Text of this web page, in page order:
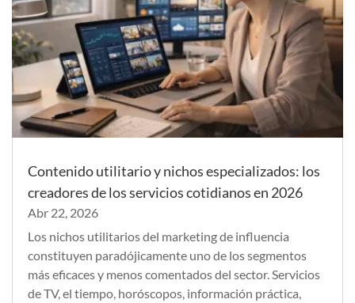
Contenido utilitario y nichos especializados: los
creadores de los servicios cotidianos en 2026
Abr 22, 2026
Los nichos utilitarios del marketing de influencia
constituyen paradójicamente uno de los segmentos
más eficaces y menos comentados del sector. Servicios
de TV, el tiempo, horóscopos, información práctica,